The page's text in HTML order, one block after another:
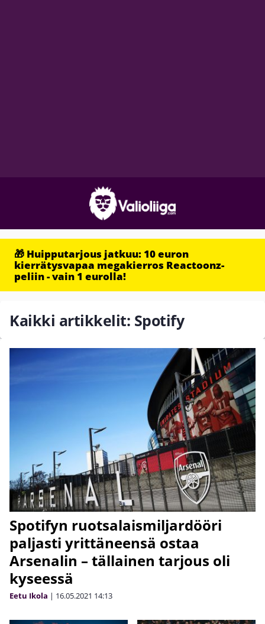
🎁 Huipputarjous jatkuu: 10 euron
kierrätysvapaa megakierros Reactoonz-
peliin - vain 1 eurolla!
Kaikki artikkelit: Spotify
Spotifyn ruotsalaismiljardööri
paljasti yrittäneensä ostaa
Arsenalin – tällainen tarjous oli
kyseessä
Eetu Ikola | 16.05.2021 14:13